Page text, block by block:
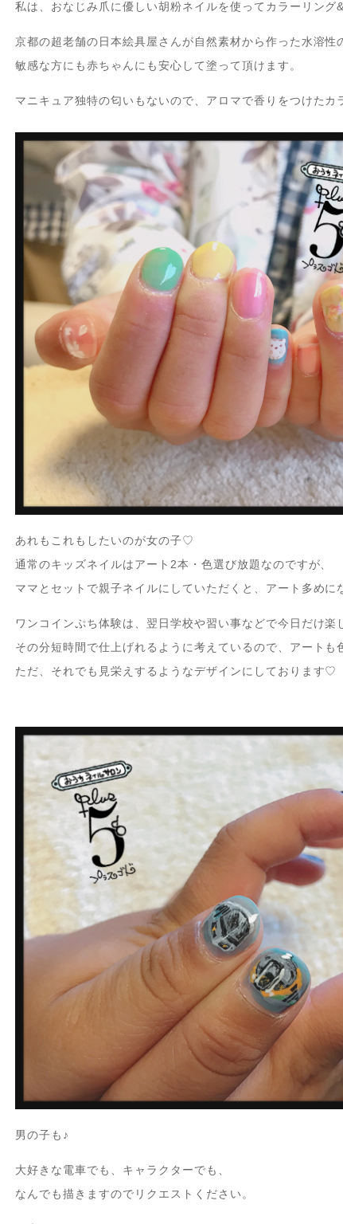
私は、おなじみ爪に優しい胡粉ネイルを使ってカラーリング
京都の超老舗の日本絵具屋さんが自然素材から作った水溶性
敏感な方にも赤ちゃんにも安心して塗って頂けます。
マニキュア独特の匂いもないので、アロマで香りをつけた
あれもこれもしたいのが女の子♡
通常のキッズネイルはアート2本・色選び放題なのですが、
ママとセットで親子ネイルにしていただくと、アート多めに
ワンコインぷち体験は、翌日学校や習い事などで今日だけ楽
その分短時間で仕上げれるように考えているので、アートも
ただ、それでも見栄えするようなデザインにしております♡
男の子も♪
大好きな電車でも、キャラクターでも、
なんでも描きますのでリクエストください。